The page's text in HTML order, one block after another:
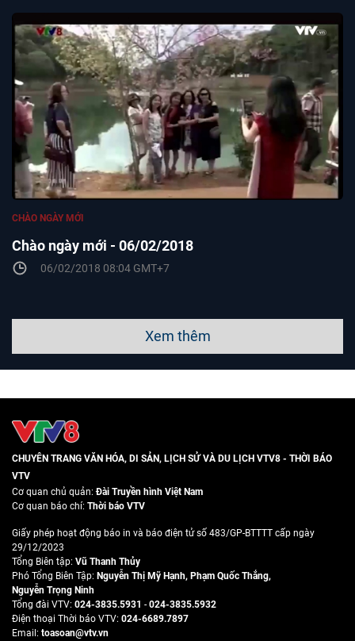
Chào ngày mới - 06/02/2018
CHÀO NGÀY MỚI
06/02/2018 08:04 GMT+7
Xem thêm
CHUYÊN TRANG VĂN HÓA, DI SẢN, LỊCH SỬ VÀ DU LỊCH VTV8 - THỜI BÁO
VTV
Cơ quan chủ quản:Đài Truyền hình Việt Nam
Cơ quan báo chí: Thời báo VTV
Giấy phép hoạt động báo in và báo điện tử số 483/GP-BTTTT cấp ngày
29/12/2023
Tổng Biên tập: Vũ Thanh Thủy
Phó Tổng Biên Tập: Nguyễn Thị Mỹ Hạnh, Phạm Quốc Thắng,
Nguyễn Trọng Ninh
Tổng đài VTV: 024-3835.5931 - 024-3835.5932
Ðiện thoại Thời báo VTV: 024-6689.7897
Email: toasoan@vtv.vn